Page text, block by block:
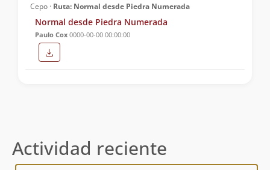
Cepo · Ruta: Normal desde Piedra Numerada
Normal desde Piedra Numerada
Paulo Cox 0000-00-00 00:00:00
Actividad reciente